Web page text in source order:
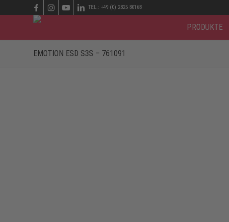
TEL.: +49 (0) 2825 80168
PRODUKTE
EMOTION ESD S3S – 761091